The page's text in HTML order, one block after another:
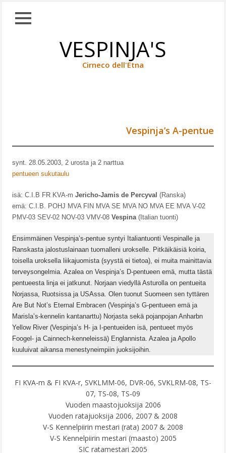
VESPINJA'S
Cirneco dell'Etna
Close
JALOSTUKSEEN
TOIVOT
TUONNIT
JALOSTUSLAINAT
VALIOT
TERVEYSTULOKSET
MUISTOISSA
PENTUEET
A-PENTUE
E-PENTUE
Vespinja’s A-pentue
synt. 28.05.2003, 2 urosta ja 2 narttua
pentueen sukutaulu
isä: C.I.B FR KVA-mJericho-Jamis de Percyval (Ranska)
emä: C.I.B. POHJ MVA FIN MVA SE MVA NO MVA EE MVA V-02
PMV-03 SEV-02 NOV-03 VMV-08Vespina(Italian tuonti)
Ensimmäinen Vespinja’s-pentue syntyi Italiantuonti Vespinalle ja
Ranskasta jalostuslainaan tuomalleni urokselle. Pitkäikäisiä koiria,
toisella uroksella liikajuomista (syystä ei tietoa), ei muita mainittavia
terveysongelmia. Azalea on Vespinja’s D-pentueen emä, mutta tästä
pentueesta linja ei jatkunut. Norjaan viedyllä Asturolla on pentueita
Norjassa, Ruotsissa ja USAssa. Olen tuonut Suomeen sen tyttären
Are But Not’s Eternal Embracen (Vespinja’s G-pentueen emä ja
Marisla’s-kennelin kantanarttu) Norjasta sekä pojanpojan Anharbn
Yellow River (Vespinja’s H- ja I-pentueiden isä, pentueet myös
Foogel- ja Cainnech-kenneleissä) Englannista. Azalea ja Apollo
kuuluivat aikansa menestyneimpiin juoksijoihin.
FI KVA-m & FI KVA-r, SVKLMM-06, DVR-06, SVKLRM-08, TS-
07, TS-08, TS-09
Vuoden maastojuoksija 2006
Vuoden ratajuoksija 2006, 2007 & 2008
V-S Kennelpiirin mestari (rata) 2007 & 2008
V-S Kennelpiirin mestari (maasto) 2005
SIC ratamestari 2005